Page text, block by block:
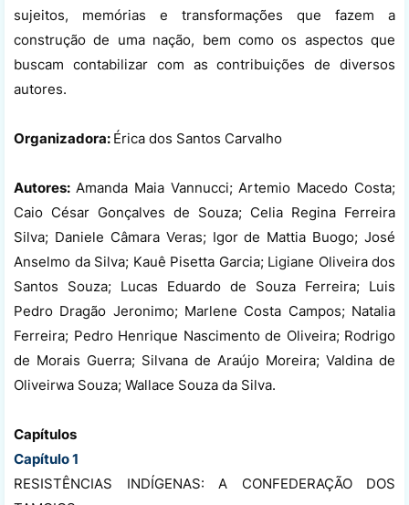
sujeitos, memórias e transformações que fazem a
construção de uma nação, bem como os aspectos que
buscam contabilizar com as contribuições de diversos
autores.
Organizadora: Érica dos Santos Carvalho
Autores: Amanda Maia Vannucci; Artemio Macedo Costa;
Caio César Gonçalves de Souza; Celia Regina Ferreira
Silva; Daniele Câmara Veras; Igor de Mattia Buogo; José
Anselmo da Silva; Kauê Pisetta Garcia; Ligiane Oliveira dos
Santos Souza; Lucas Eduardo de Souza Ferreira; Luis
Pedro Dragão Jeronimo; Marlene Costa Campos; Natalia
Ferreira; Pedro Henrique Nascimento de Oliveira; Rodrigo
de Morais Guerra; Silvana de Araújo Moreira; Valdina de
Oliveirwa Souza; Wallace Souza da Silva.
Capítulos
Capítulo 1
RESISTÊNCIAS INDÍGENAS: A CONFEDERAÇÃO DOS